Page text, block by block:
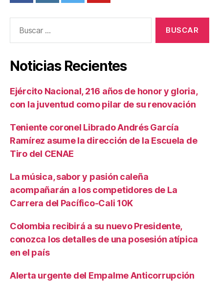
Noticias Recientes
Ejército Nacional, 216 años de honor y gloria,
con la juventud como pilar de su renovación
Teniente coronel Librado Andrés García
Ramírez asume la dirección de la Escuela de
Tiro del CENAE
La música, sabor y pasión caleña
acompañarán a los competidores de La
Carrera del Pacífico-Cali 10K
Colombia recibirá a su nuevo Presidente,
conozca los detalles de una posesión atípica
en el país
Alerta urgente del Empalme Anticorrupción